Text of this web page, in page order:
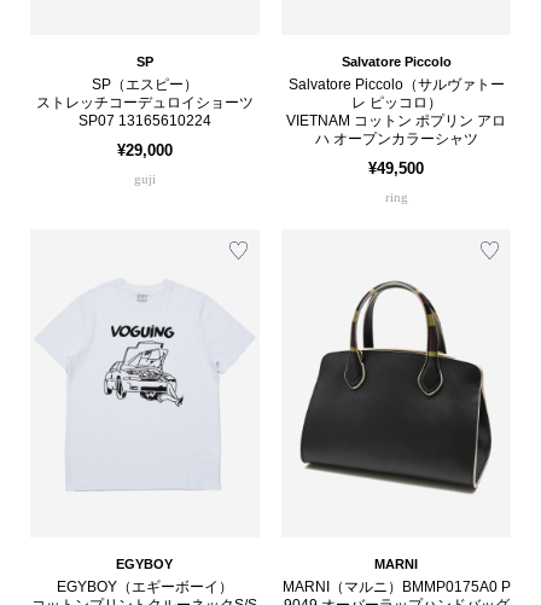
SP
SP（エスピー）
ストレッチコーデュロイショーツ
SP07 13165610224
¥29,000
guji
Salvatore Piccolo
Salvatore Piccolo（サルヴァトー
レ ピッコロ）
VIETNAM コットン ポプリン アロ
ハ オープンカラーシャツ
¥49,500
ring
EGYBOY
EGYBOY（エギーボーイ）
MARNI
MARNI（マルニ）BMMP0175A0 P